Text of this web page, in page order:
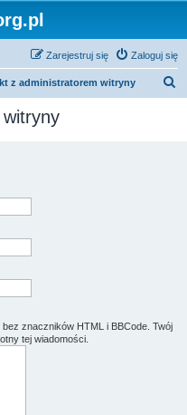
Zaloguj się
Zarejestruj się
z administratorem witryny
znaczników HTML i BBCode. Twój
tej wiadomości.